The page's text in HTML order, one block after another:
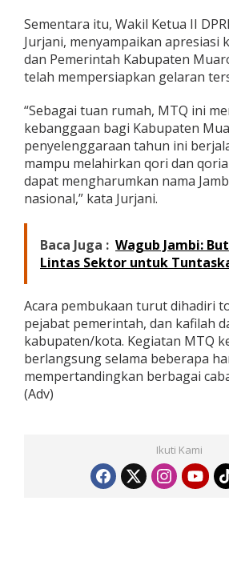
Sementara itu, Wakil Ketua II
Jurjani, menyampaikan apresiasi
dan Pemerintah Kabupaten
telah mempersiapkan gelaran
“Sebagai tuan rumah, MTQ ini
kebanggaan bagi Kabupaten
penyelenggaraan tahun ini
mampu melahirkan qori dan
dapat mengharumkan nama
nasional,” kata Jurjani.
Baca Juga : Wagub Jambi:
Lintas Sektor untuk
Acara pembukaan turut dihadiri
pejabat pemerintah, dan kafilah
kabupaten/kota. Kegiatan MTQ
berlangsung selama beberapa
mempertandingkan berbagai
(Adv)
Ikuti Kami